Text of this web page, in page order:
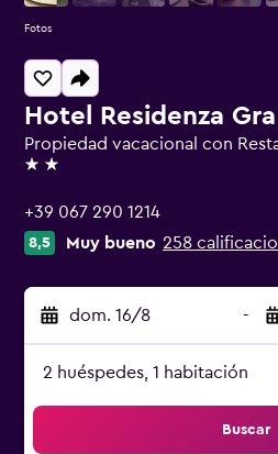
Hotel Residenza Gra
Propiedad vacacional con
2 estrellas
+39 067 290 1214
8,5 Muy bueno 258
dom. 16/8 -
2 huéspedes, 1 habitación
Buscar
Fotos